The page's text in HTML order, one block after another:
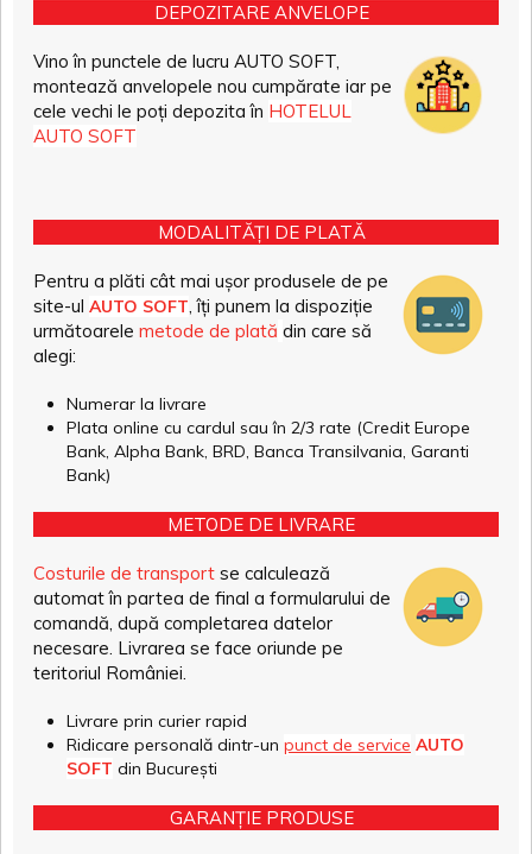
DEPOZITARE ANVELOPE
Vino în punctele de lucru AUTO SOFT,
montează anvelopele nou cumpărate iar pe
cele vechi le poți depozita în HOTELUL
AUTO SOFT
MODALITĂȚI DE PLATĂ
Pentru a plăti cât mai ușor produsele de pe
site-ul AUTO SOFT, îți punem la dispoziție
următoarele metode de plată din care să
alegi:
Numerar la livrare
Plata online cu cardul sau în 2/3 rate (Credit Europe
Bank, Alpha Bank, BRD, Banca Transilvania, Garanti
Bank)
METODE DE LIVRARE
Costurile de transport se calculează
automat în partea de final a formularului de
comandă, după completarea datelor
necesare. Livrarea se face oriunde pe
teritoriul României.
Livrare prin curier rapid
Ridicare personală dintr-un punct de service AUTO
SOFT din București
GARANȚIE PRODUSE